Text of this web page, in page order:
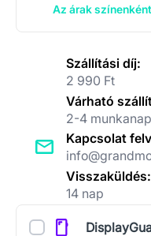
Az árak
Szállítási díj:
2 990 Ft
Várható
2-4 munkanap
Kapcsolat
Visszaküldés:
14 nap
Kiegészítők